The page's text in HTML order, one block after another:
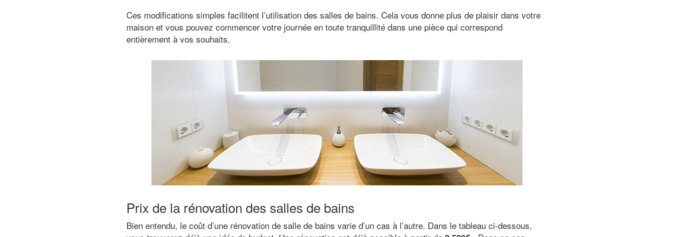
Ces modifications simples facilitent l’utilisation des salles de bains. Cela vous donne plus de plaisir dans votre
maison et vous pouvez commencer votre journée en toute tranquillité dans une pièce qui correspond
entièrement à vos souhaits.
Prix de la rénovation des salles de bains
Bien entendu, le coût d’une rénovation de salle de bains varie d’un cas à l’autre. Dans le tableau ci-dessous,